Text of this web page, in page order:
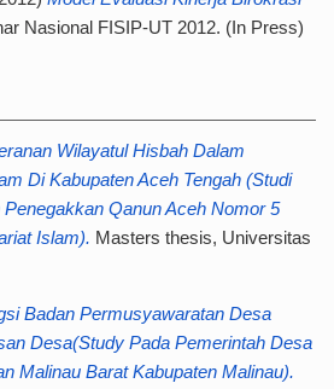
Nasional FISIP-UT 2012. (In Press)
Wilayatul Hisbah Dalam
Di Kabupaten Aceh Tengah (Studi
Qanun Aceh Nomor 5
Islam). Masters thesis, Universitas
Badan Permusyawaratan Desa
Desa(Study Pada Pemerintah Desa
Malinau Barat Kabupaten Malinau).